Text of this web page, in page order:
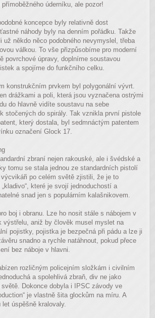
úderníku, ale pozor!
koncepce byly relativně dost
náhody byly na denním pořádku. Takže
už někdo něco podobného nevymyslel, třeba
válkou. To vše přizpůsobíme pro moderní
povrchové úpravy, doplníme soustavou
a spojíme do funkčního celku.
konstrukčním prvkem byl polygonální vývrt.
drážkami a poli, která jsou vyznačena ostrými
do hlavně vidíte soustavu na sebe
stočených do spirály. Tak vznikla první pistole
který dostala, byl sedmnáctým patentem
označení Glock 17.
zbraní nejen rakouské, ale i švédské a
tomu se stala jednou ze standardních pistolí
výcvikáři po celém světě zjistili, že je to
které je svojí jednoduchostí a
snad jen s populárním kalašnikovem.
boj i obranu. Lze ho nosit stále s nábojem v
výstřelu, aniž by člověk musel myslet na
pojistky, pojistka je bezpečná při pádu a lze ji
snadno a rychle natáhnout, pokud přece
bez náboje v hlavni.
rozličným policejním složkám i civilním
a spolehlivá zbraň, div ne jako
Dokonce dobyla i IPSC závody ve
je vlastně šita glockům na míru. A
úspěšně kralovaly.